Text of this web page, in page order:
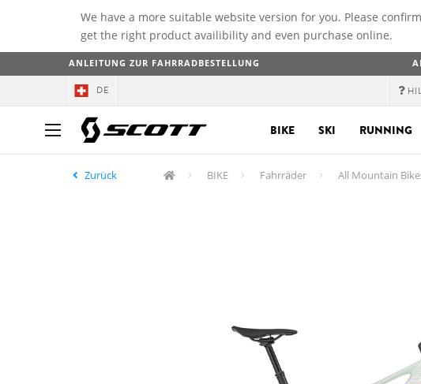
We have a more suitable website version for you. Please
get the right product availibility and even purchase online.
ANLEITUNG ZUR FAHRRADBESTELLUNG
DE
BIKE SKI RUNNING
Zurück BIKE Fahrräder All Mountain